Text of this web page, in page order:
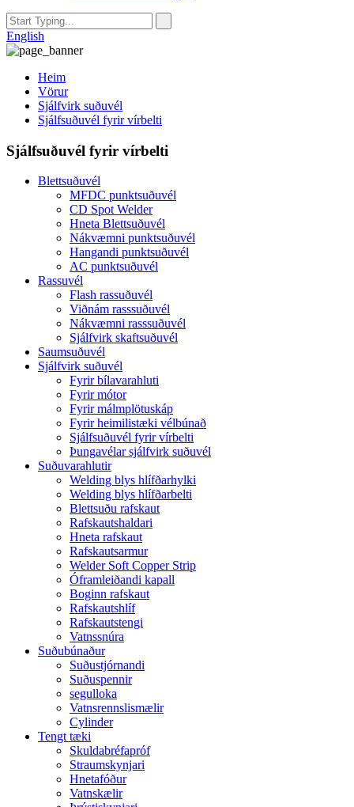
English
Heim
Vörur
Sjálfvirk suðuvél
Sjálfsuðuvél fyrir vírbelti
Sjálfsuðuvél fyrir vírbelti
Blettsuðuvél
MFDC punktsuðuvél
CD Spot Welder
Hneta Blettsuðuvél
Nákvæmni punktsuðuvél
Hangandi punktsuðuvél
AC punktsuðuvél
Rassuvél
Flash rassuðuvél
Viðnám rasssuðuvél
Nákvæmni rasssuðuvél
Sjálfvirk skaftsuðuvél
Saumsuðuvél
Sjálfvirk suðuvél
Fyrir bílavarahluti
Fyrir mótor
Fyrir málmplötuskáp
Fyrir heimilistæki vélbúnað
Sjálfsuðuvél fyrir vírbelti
Þungavélar sjálfvirk suðuvél
Suðuvarahlutir
Welding blys hlífðarhylki
Welding blys hlífðarbelti
Blettsuðu rafskaut
Rafskautshaldari
Hneta rafskaut
Rafskautsarmur
Welder Soft Copper Strip
Óframleiðandi kapall
Boginn rafskaut
Rafskautshlíf
Rafskautstengi
Vatnssnúra
Suðubúnaður
Suðustjórnandi
Suðuspennir
segulloka
Vatnsrennslismælir
Cylinder
Tengt tæki
Skuldabréfapróf
Straumskynjari
Hnetafóður
Vatnskælir